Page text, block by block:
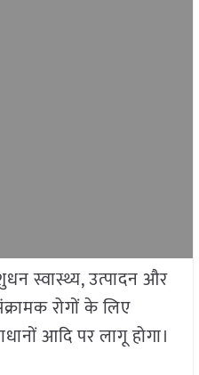
स्वास्थ्य, उत्पादन और
रोगों के लिए
आदि पर लागू होगा।